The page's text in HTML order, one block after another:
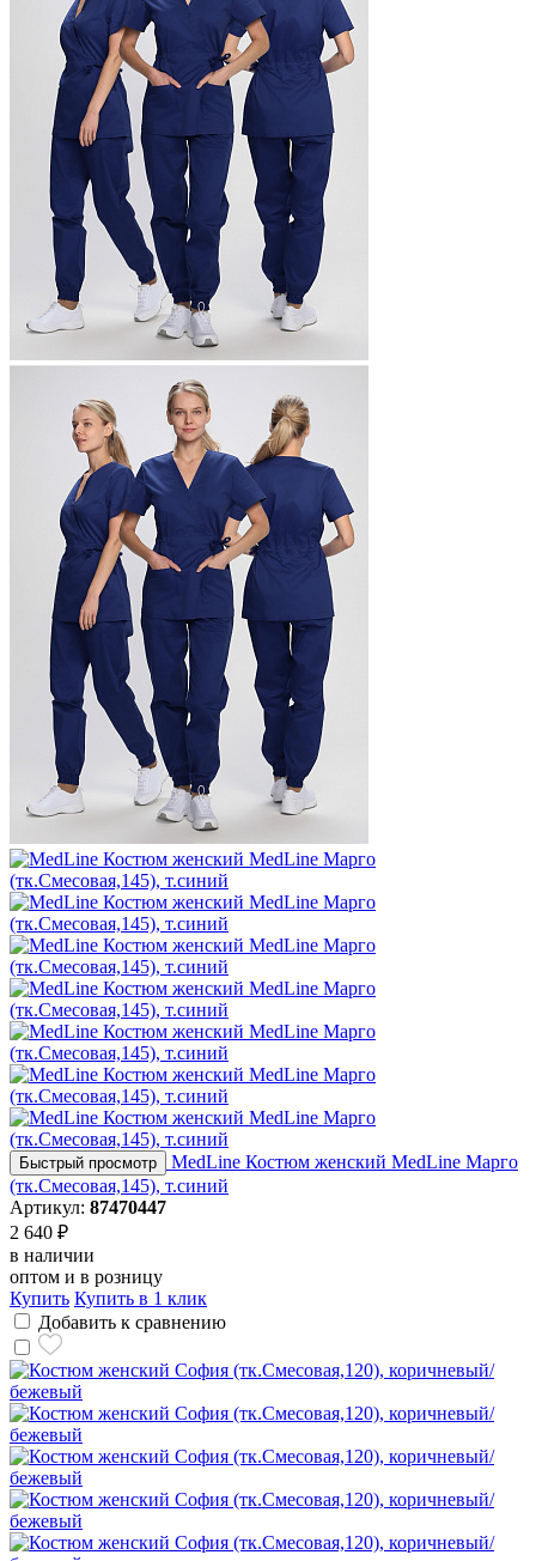
Быстрый просмотр
MedLine Костюм женский MedLine Марго
(тк.Смесовая,145), т.синий
Артикул: 87470447
2 640 ₽
в наличии
оптом и в розницу
Купить Купить в 1 клик
Добавить к сравнению